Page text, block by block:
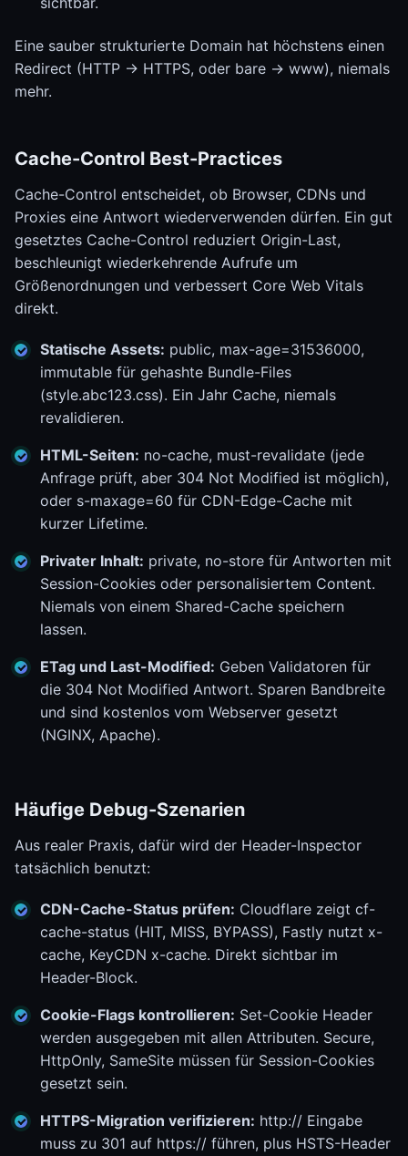
Eine sauber strukturierte Domain hat höchstens einen
Redirect (HTTP -> HTTPS, oder bare -> www), niemals
mehr.
Cache-Control Best-Practices
Cache-Control entscheidet, ob Browser, CDNs und
Proxies eine Antwort wiederverwenden dürfen. Ein gut
gesetztes Cache-Control reduziert Origin-Last,
beschleunigt wiederkehrende Aufrufe um
Größenordnungen und verbessert Core Web Vitals
direkt.
Statische Assets: public, max-age=31536000,
immutable für gehashte Bundle-Files
(style.abc123.css). Ein Jahr Cache, niemals
revalidieren.
HTML-Seiten: no-cache, must-revalidate (jede
Anfrage prüft, aber 304 Not Modified ist möglich),
oder s-maxage=60 für CDN-Edge-Cache mit
kurzer Lifetime.
Privater Inhalt: private, no-store für Antworten mit
Session-Cookies oder personalisiertem Content.
Niemals von einem Shared-Cache speichern
lassen.
ETag und Last-Modified: Geben Validatoren für
die 304 Not Modified Antwort. Sparen Bandbreite
und sind kostenlos vom Webserver gesetzt
(NGINX, Apache).
Häufige Debug-Szenarien
Aus realer Praxis, dafür wird der Header-Inspector
tatsächlich benutzt:
CDN-Cache-Status prüfen: Cloudflare zeigt cf-
cache-status (HIT, MISS, BYPASS), Fastly nutzt x-
cache, KeyCDN x-cache. Direkt sichtbar im
Header-Block.
Cookie-Flags kontrollieren: Set-Cookie Header
werden ausgegeben mit allen Attributen. Secure,
HttpOnly, SameSite müssen für Session-Cookies
gesetzt sein.
HTTPS-Migration verifizieren: http:// Eingabe
muss zu 301 auf https:// führen, plus HSTS-Header